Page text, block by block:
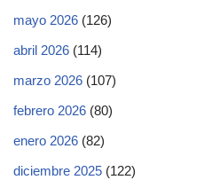
mayo 2026 (126)
abril 2026 (114)
marzo 2026 (107)
febrero 2026 (80)
enero 2026 (82)
diciembre 2025 (122)